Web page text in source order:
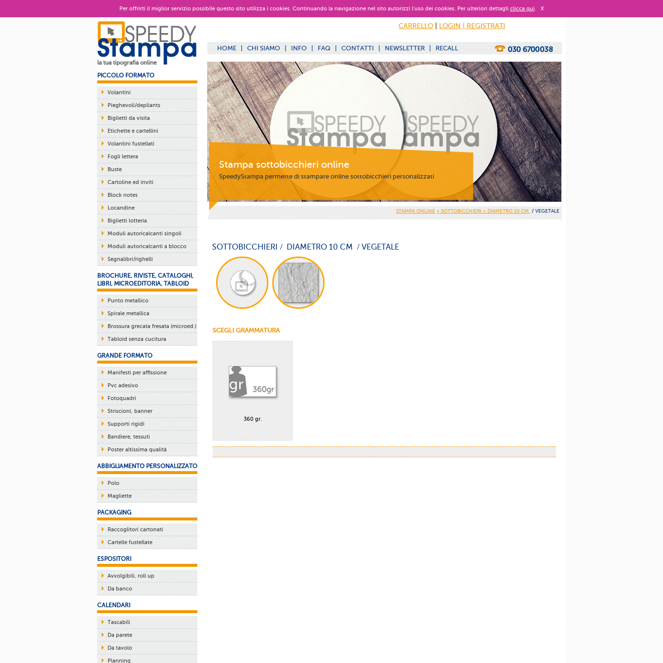
Per offrirti il miglior servizio possibile questo sito utilizza i cookies. Continuando la navigazione nel sito autorizzi l’uso dei cookies. Per ulteriori dettagli clicca qui. X
la tua tipografia online
PICCOLO FORMATO
Volantini
Pieghevoli/depliants
Biglietti da visita
Etichette e cartellini
Volantini fustellati
Fogli lettera
Buste
Cartoline ed inviti
Block notes
Locandine
Biglietti lotteria
Moduli autoricalcanti singoli
Moduli autoricalcanti a blocco
Segnalibri/righelli
BROCHURE, RIVISTE, CATALOGHI,
LIBRI, MICROEDITORIA, TABLOID
Punto metallico
Spirale metallica
Brossura grecata fresata (microed.)
Tabloid senza cucitura
GRANDE FORMATO
Manifesti per affissione
Pvc adesivo
Fotoquadri
Striscioni, banner
Supporti rigidi
Bandiere, tessuti
Poster altissima qualità
ABBIGLIAMENTO PERSONALIZZATO
Polo
Magliette
PACKAGING
Raccoglitori cartonati
Cartelle fustellate
ESPOSITORI
Avvolgibili, roll up
Da banco
CALENDARI
Tascabili
Da parete
Da tavolo
Planning
CARRELLO LOGIN | REGISTRATI
HOME CHI SIAMO INFO FAQ CONTATTI NEWSLETTER RECALL
Stampa sottobicchieri online
SpeedyStampa permette di stampare online sottobicchieri personalizzati
STAMPA ONLINE « SOTTOBICCHIERI « DIAMETRO 10 CM / VEGETALE
SOTTOBICCHIERI / DIAMETRO 10 CM / VEGETALE
SCEGLI GRAMMATURA
360 gr.